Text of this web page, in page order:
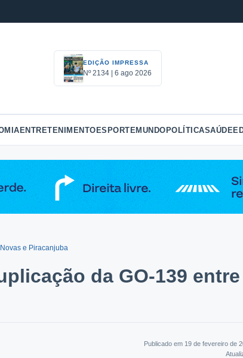
EDIÇÃO IMPRESSA
Nº 2134 | 6 ago 2026
ENTRETENIMENTO ESPORTEMUNDO POLÍTICASAÚDE
e Piracanjuba
da GO-139 entre
Publicado em 19 de fevereiro de